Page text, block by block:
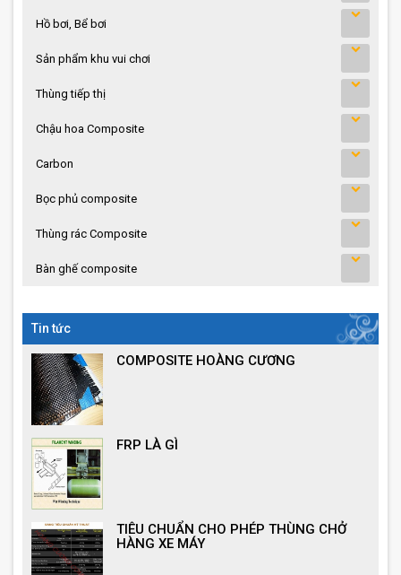
Hồ bơi, Bể bơi
Sản phẩm khu vui chơi
Thùng tiếp thị
Chậu hoa Composite
Carbon
Bọc phủ composite
Thùng rác Composite
Bàn ghế composite
Tin tức
COMPOSITE HOÀNG CƯƠNG
FRP LÀ GÌ
TIÊU CHUẨN CHO PHÉP THÙNG CHỞ
HÀNG XE MÁY